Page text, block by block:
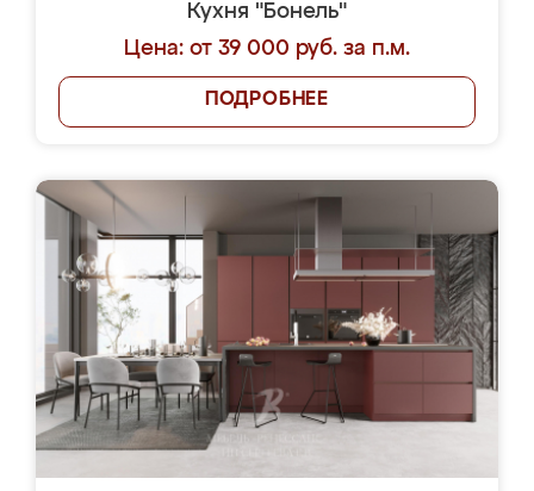
Кухня "Бонель"
Цена: от 39 000 руб. за п.м.
ПОДРОБНЕЕ